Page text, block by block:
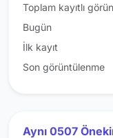
Toplam kayıtlı
Bugün
İlk kayıt
Son görüntülenme
Aynı 0507